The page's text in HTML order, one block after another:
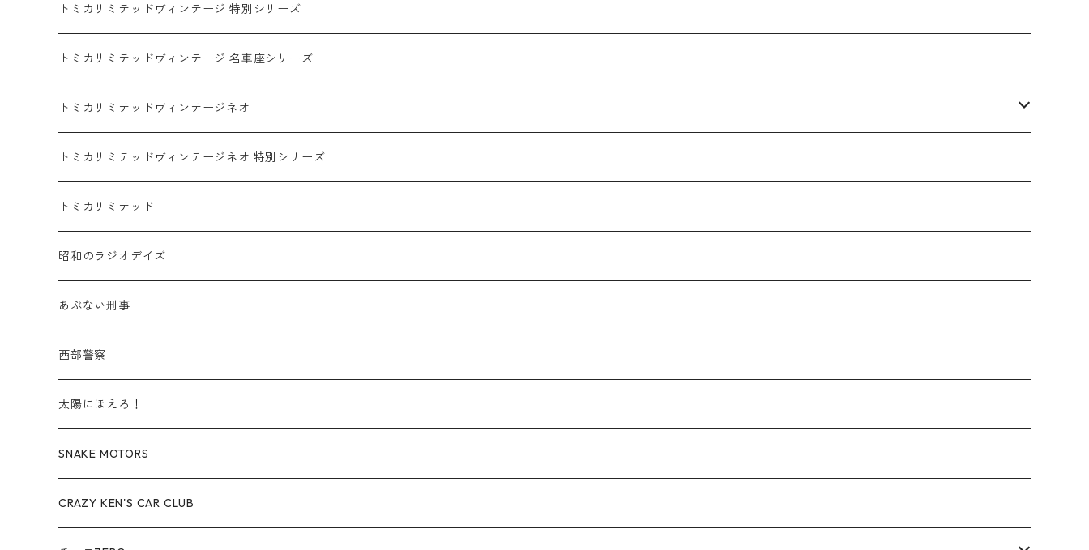
マツダ / MAZDA
ホンダ / HONDA
日産 / NISSAN
スバル / SUBARU
スズキ / SUZUKI
三菱 / MITSUBISHI
シボレー / Chevrolet
ビー・エム・ダブリュー / BMW
レクサス / LEXUS
アウディ / Audi
ロータス / LOTUS
赤箱 - 限定トミカ 初回特別カラー
赤箱 - 絶版（廃盤）トミカ No.1-120
赤箱 - 絶版（廃盤）トミカ No.1-9
赤箱 - 絶版（廃盤）トミカ No.10-19
赤箱 - 絶版（廃盤）トミカ No.60-69
赤箱 - 絶版（廃盤）トミカ No.70-79
赤箱 - 絶版（廃盤）ロングトミカ No.121-
赤箱 - 車種別
乗用車
商用車・公用車
TLV - NEW LINEUP
TLV - No. LV-00-195
TLV - No. LV-00-09
TLV - No. LV-10-19
TLV - No. LV-60-69
TLV - No. LV-70-79
TLV - 車種別
乗用車
商用車・公用車
トミカリミテッドヴィンテージ 特別シリーズ
トミカリミテッドヴィンテージ 名車座シリーズ
トミカリミテッドヴィンテージネオ
TLVN - NEW LINEUP
TLVN - No. LV-00-219
TLVN - No. LV-00-09
TLVN - No. LV-10-19
TLVN - No. LV-60-69
TLVN - 車種別
乗用車
商用車・公用車
トミカリミテッドヴィンテージネオ 特別シリーズ
トミカリミテッド
昭和のラジオデイズ
あぶない刑事
西部警察
太陽にほえろ！
SNAKE MOTORS
CRAZY KEN'S CAR CLUB